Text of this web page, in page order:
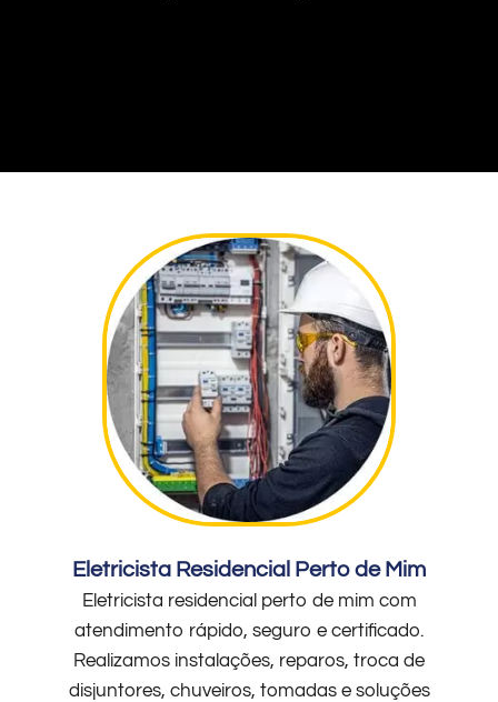
Eletricista Residencial Perto de Mim
Eletricista residencial perto de mim com
atendimento rápido, seguro e certificado.
Realizamos instalações, reparos, troca de
disjuntores, chuveiros, tomadas e soluções